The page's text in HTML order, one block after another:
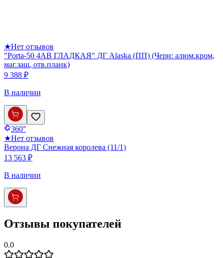
★Нет отзывов
"Porta-50 4AB ГЛАДКАЯ" ДГ Alaska (ПП) (Черн: алюм.кром,
маг.защ, отв.планк)
9 388 ₽
В наличии
360°
★Нет отзывов
Верона ДГ Снежная королева (11/1)
13 563 ₽
В наличии
Отзывы покупателей
0.0